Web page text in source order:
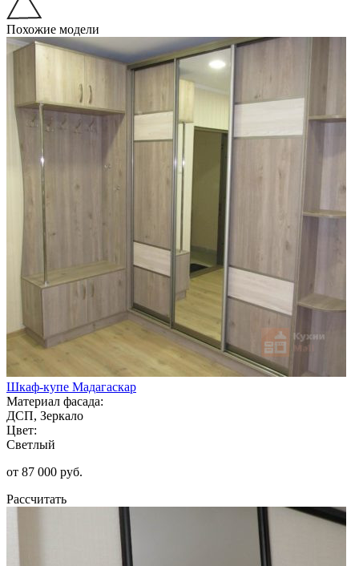
Похожие модели
Шкаф-купе Мадагаскар
Материал фасада:
ДСП, Зеркало
Цвет:
Светлый
от 87 000 руб.
Рассчитать